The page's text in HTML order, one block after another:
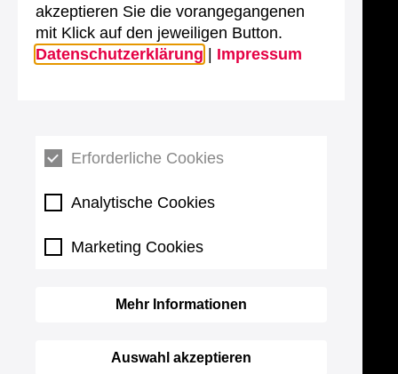
akzeptieren Sie die vorangegangenen
mit Klick auf den jeweiligen Button.
Datenschutzerklärung
Impressum
Erforderliche Cookies
Analytische Cookies
Marketing Cookies
Mehr Informationen
Auswahl akzeptieren